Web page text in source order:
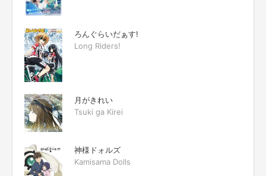
ろんぐらいだぁす!
Long Riders!
月がきれい
Tsuki ga Kirei
神様ドォルズ
Kamisama Dolls